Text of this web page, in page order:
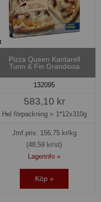
Pizza Queen Kantarell
Tunn & Fin Grandiosa
132095
583,10 kr
Hel förpackning = 1*12x310g
Jmf.pris: 156,75kr/kg
(48,59 kr/st)
Lagerinfo »
Köp »